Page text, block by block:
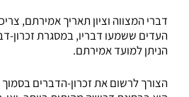
דברי המצווה וציון תאריך אמירתם,
העדים ששמעו דבריו, במסגרת זכרון-
הניתן למועד אמירתם.
הצורך לרשום את זכרון-הדברים